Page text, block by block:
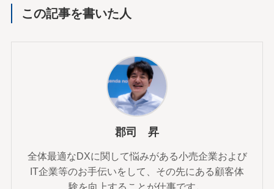
この記事を書いた人
郡司 昇
全体最適なDXに関して悩みがある小売企業および
IT企業等のお手伝いをして、その先にある顧客体